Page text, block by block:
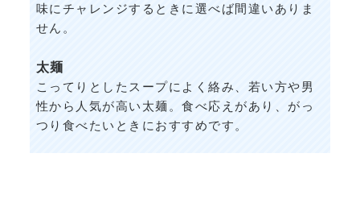
味にチャレンジするときに選べば間違いありま
せん。
太麺
こってりとしたスープによく絡み、若い方や男
性から人気が高い太麺。食べ応えがあり、がっ
つり食べたいときにおすすめです。